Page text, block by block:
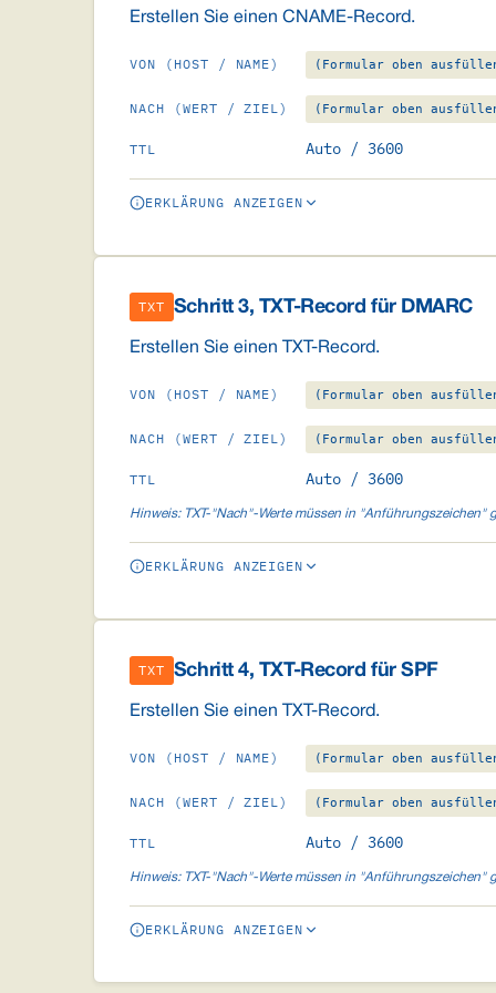
Erstellen Sie einen CNAME-Record.
VON (HOST / NAME) (Formular oben
NACH (WERT / ZIEL) (Formular oben
TTL Auto / 3600
ERKLÄRUNG ANZEIGEN
TXT Schritt 3, TXT-Record für DMARC
Erstellen Sie einen TXT-Record.
VON (HOST / NAME) (Formular oben
NACH (WERT / ZIEL) (Formular oben
TTL Auto / 3600
Hinweis: TXT-"Nach"-Werte müssen in "Anführungszeichen"
ERKLÄRUNG ANZEIGEN
TXT Schritt 4, TXT-Record für SPF
Erstellen Sie einen TXT-Record.
VON (HOST / NAME) (Formular oben
NACH (WERT / ZIEL) (Formular oben
TTL Auto / 3600
Hinweis: TXT-"Nach"-Werte müssen in "Anführungszeichen"
ERKLÄRUNG ANZEIGEN